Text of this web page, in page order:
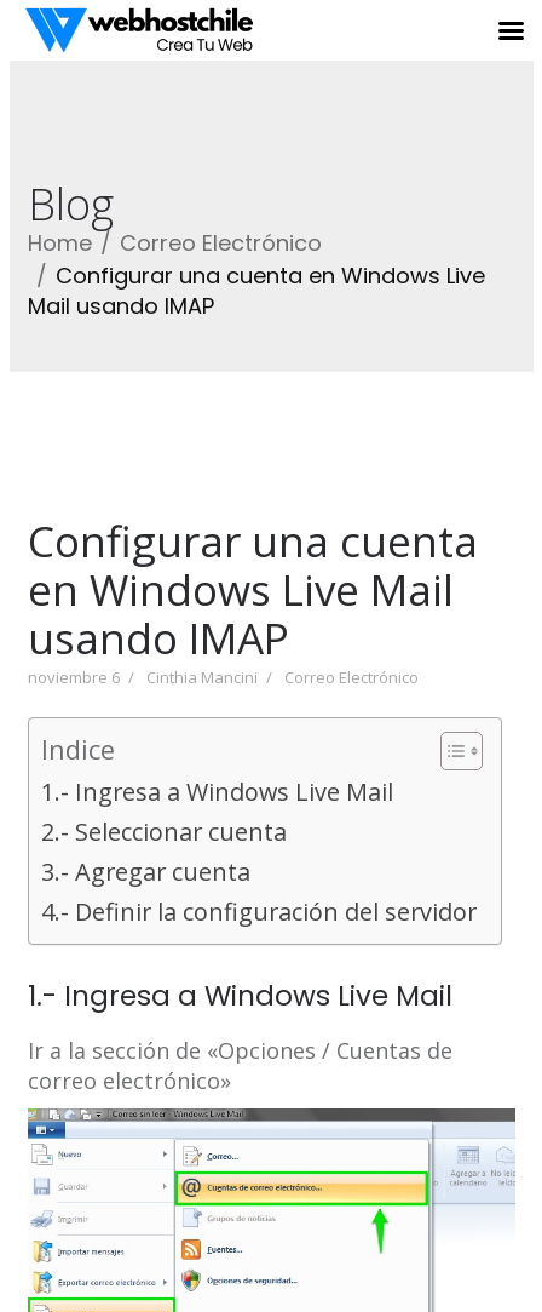
Blog
Home
Correo Electrónico
Configurar una cuenta en Windows Live
Mail usando IMAP
Configurar una cuenta
en Windows Live Mail
usando IMAP
noviembre 6 Cinthia Mancini Correo Electrónico
Indice
1.- Ingresa a Windows Live Mail
2.- Seleccionar cuenta
3.- Agregar cuenta
4.- Definir la configuración del servidor
1.- Ingresa a Windows Live Mail
Ir a la sección de «Opciones / Cuentas de
correo electrónico»